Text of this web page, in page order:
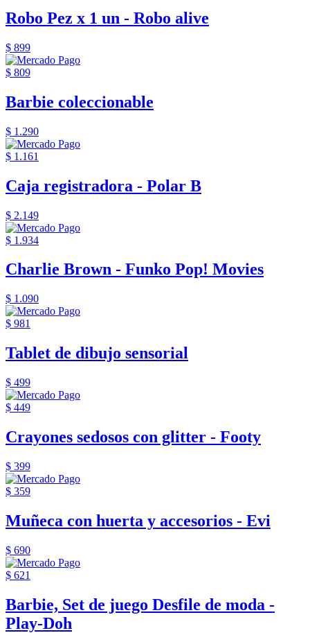
Robo Pez x 1 un - Robo alive
$ 899
$ 809
Barbie coleccionable
$ 1.290
$ 1.161
Caja registradora - Polar B
$ 2.149
$ 1.934
Charlie Brown - Funko Pop! Movies
$ 1.090
$ 981
Tablet de dibujo sensorial
$ 499
$ 449
Crayones sedosos con glitter - Footy
$ 399
$ 359
Muñeca con huerta y accesorios - Evi
$ 690
$ 621
Barbie, Set de juego Desfile de moda -
Play-Doh